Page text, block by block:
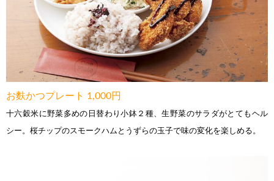
お麩かつプレート 1,000円
十六穀米に野菜多めの日替わり小鉢２種、生野菜のサラダがとてもヘル
シー。桜チップのスモークハムとうずらの玉子で味の変化を楽しめる。